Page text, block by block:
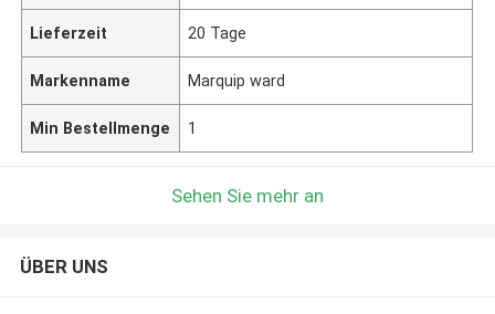
Lieferzeit 20 Tage
Markenname Marquip ward
Min Bestellmenge 1
Sehen Sie mehr an
ÜBER UNS